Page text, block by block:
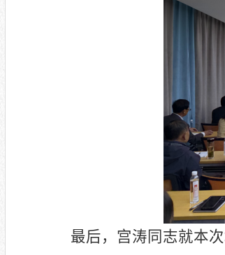
最后，宫涛同志就本